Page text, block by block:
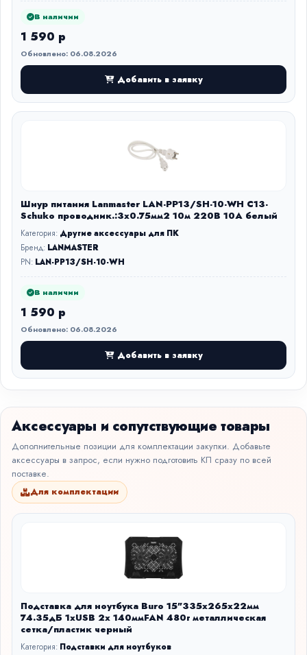
В наличии
1 590 р
Обновлено: 06.08.2026
Добавить в заявку
Шнур питания Lanmaster LAN-PP13/SH-10-WH C13-
Schuko проводник.:3x0.75мм2 10м 220В 10А белый
Категория: Другие аксессуары для ПК
Бренд: LANMASTER
PN: LAN-PP13/SH-10-WH
В наличии
1 590 р
Обновлено: 06.08.2026
Добавить в заявку
Аксессуары и сопутствующие товары
Дополнительные позиции для комплектации закупки. Добавьте
аксессуары в запрос, если нужно подготовить КП сразу по всей
поставке.
Для комплектации
Подставка для ноутбука Buro 15"335x265x22мм
74.35дБ 1xUSB 2x 140ммFAN 480г металлическая
сетка/пластик черный
Категория: Подставки для ноутбуков